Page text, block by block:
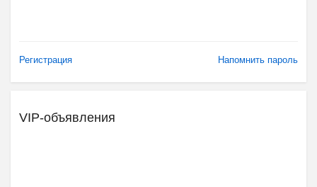
Регистрация Напомнить пароль
VIP-объявления